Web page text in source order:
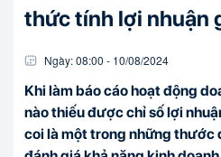
thức tính lợi nhuận
Ngày:08:00 - 10/08/2024
Khi làm báo cáo hoạt động
nào thiếu được chỉ số lợi
coi là một trong những thước